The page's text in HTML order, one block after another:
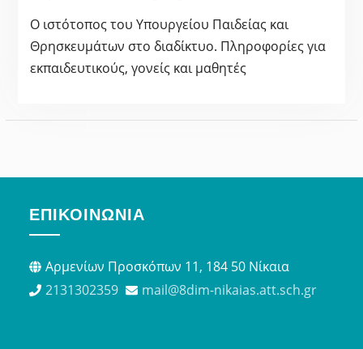
Ο ιστότοπος του Υπουργείου Παιδείας και
Θρησκευμάτων στο διαδίκτυο. Πληροφορίες για
εκπαιδευτικούς, γονείς και μαθητές
ΕΠΙΚΟΙΝΩΝΊΑ
Αρμενίων Προσκόπων 11, 184 50 Νίκαια
2131302359
mail@8dim-nikaias.att.sch.gr